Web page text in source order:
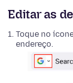
Editar as
Toque no
endereço.